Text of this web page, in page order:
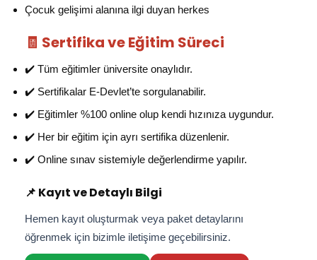
Çocuk gelişimi alanına ilgi duyan herkes
🧾 Sertifika ve Eğitim Süreci
✔️ Tüm eğitimler üniversite onaylıdır.
✔️ Sertifikalar E-Devlet’te sorgulanabilir.
✔️ Eğitimler %100 online olup kendi hızınıza uygundur.
✔️ Her bir eğitim için ayrı sertifika düzenlenir.
✔️ Online sınav sistemiyle değerlendirme yapılır.
📌 Kayıt ve Detaylı Bilgi
Hemen kayıt oluşturmak veya paket detaylarını
öğrenmek için bizimle iletişime geçebilirsiniz.